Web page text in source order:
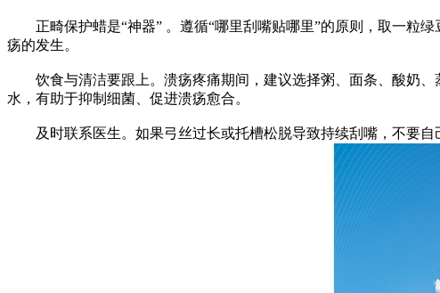
正畸保护蜡是“神器” 。遵循“哪里刮嘴贴哪里”的原则，取一粒绿
疡的发生。
饮食与清洁要跟上。溃疡疼痛期间，建议选择粥、面条、酸奶、
水，有助于抑制细菌、促进溃疡愈合。
及时联系医生。如果弓丝过长或托槽松脱导致持续刮嘴，不要自